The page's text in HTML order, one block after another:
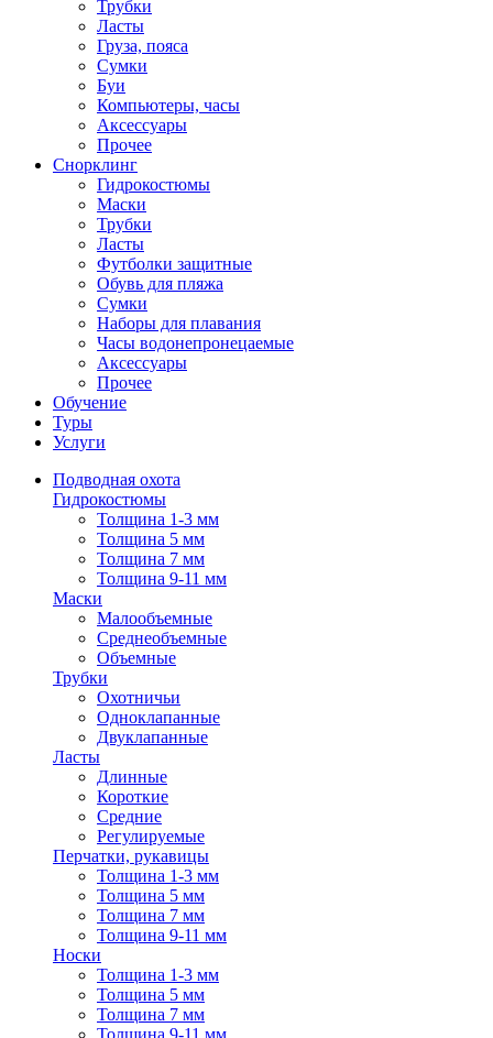
Трубки
Ласты
Груза, пояса
Сумки
Буи
Компьютеры, часы
Аксессуары
Прочее
Снорклинг
Гидрокостюмы
Маски
Трубки
Ласты
Футболки защитные
Обувь для пляжа
Сумки
Наборы для плавания
Часы водонепронецаемые
Аксессуары
Прочее
Обучение
Туры
Услуги
Подводная охота
Гидрокостюмы
Толщина 1-3 мм
Толщина 5 мм
Толщина 7 мм
Толщина 9-11 мм
Маски
Малообъемные
Среднеобъемные
Объемные
Трубки
Охотничьи
Одноклапанные
Двуклапанные
Ласты
Длинные
Короткие
Средние
Регулируемые
Перчатки, рукавицы
Толщина 1-3 мм
Толщина 5 мм
Толщина 7 мм
Толщина 9-11 мм
Носки
Толщина 1-3 мм
Толщина 5 мм
Толщина 7 мм
Толщина 9-11 мм